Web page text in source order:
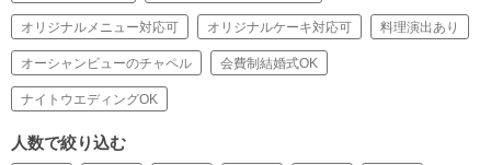
オリジナルメニュー対応可 オリジナルケーキ対応可 料理演出あり
オーシャンビューのチャペル 会費制結婚式OK
ナイトウエディングOK
人数で絞り込む